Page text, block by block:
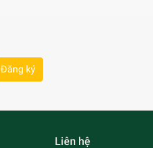
Đăng ký
Liên hệ